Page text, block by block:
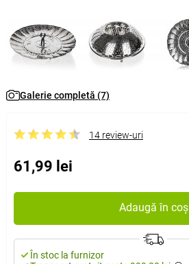
Galerie completă (7)
14 review-uri
61,99 lei
Adaugă în coș
În stoc la furnizor